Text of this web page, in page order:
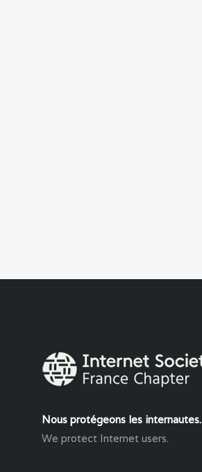
Nous protégeons les internautes.
We protect Internet users.